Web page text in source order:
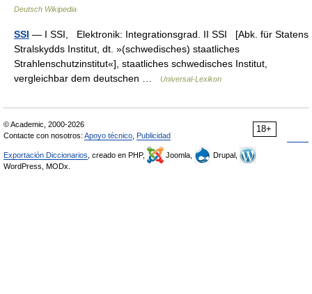
Deutsch Wikipedia
SSI — I SSI, Elektronik: Integrationsgrad. II SSI [Abk. für Statens
Stralskydds Institut, dt. »(schwedisches) staatliches
Strahlenschutzinstitut«], staatliches schwedisches Institut,
vergleichbar dem deutschen …
Universal-Lexikon
18+
© Academic, 2000-2026
Contacte con nosotros: Apoyo técnico Publicidad
Exportación Diccionarios , creado en PHP, Joomla,
Drupal,
WordPress, MODx.